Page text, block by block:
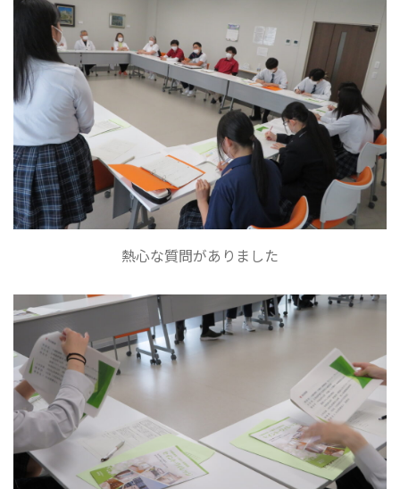
熱心な質問がありました